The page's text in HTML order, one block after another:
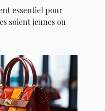
essentiel pour
soient jeunes ou